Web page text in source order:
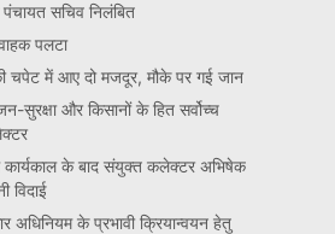
पंचायत सचिव निलंबित
पलटा
चपेट में आए दो मजदूर, मौके पर गई जान
सुरक्षा और किसानों के हित सर्वोच्च
के बाद संयुक्त कलेक्टर अभिषेक
विदाई
अधिनियम के प्रभावी क्रियान्वयन हेतु